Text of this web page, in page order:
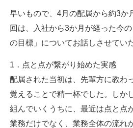
早いもので、4月の配属から約3か
回は、入社から3か月が経った今
の目標」についてお話しさせてい
1．点と点が繋がり始めた実感
配属された当初は、先輩方に教わ
覚えることで精一杯でした。しか
組んでいくうちに、最近は点と点
業務だけでなく、業務全体の流れ